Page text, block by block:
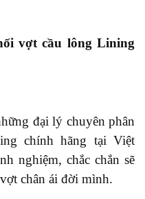
vợt cầu lông Lining
đại lý chuyên phân
chính hãng tại Việt
nghiệm, chắc chắn sẽ
chân ái đời mình.